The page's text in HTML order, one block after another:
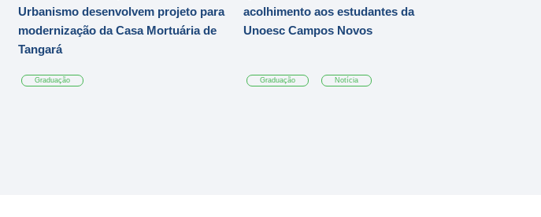
Urbanismo desenvolvem projeto para
modernização da Casa Mortuária de
Tangará
Graduação
acolhimento aos estudantes da
Unoesc Campos Novos
Graduação Notícia